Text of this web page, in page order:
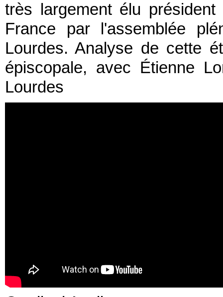
très largement élu
France par l'assemblée
Lourdes. Analyse de cette
épiscopale, avec Étienne
Lourdes